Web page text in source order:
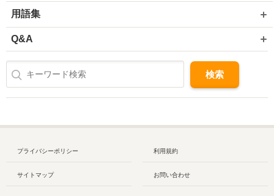
用語集
Q&A
プライバシーポリシー 利用規約
サイトマップ お問い合わせ